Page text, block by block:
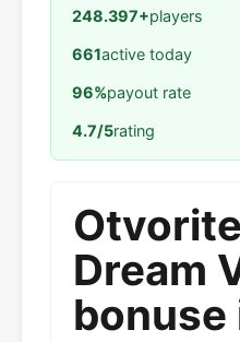
248.397+players
661active today
96%payout rate
4.7/5rating
Dream
bonuse